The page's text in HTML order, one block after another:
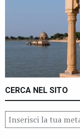
CERCA NEL SITO